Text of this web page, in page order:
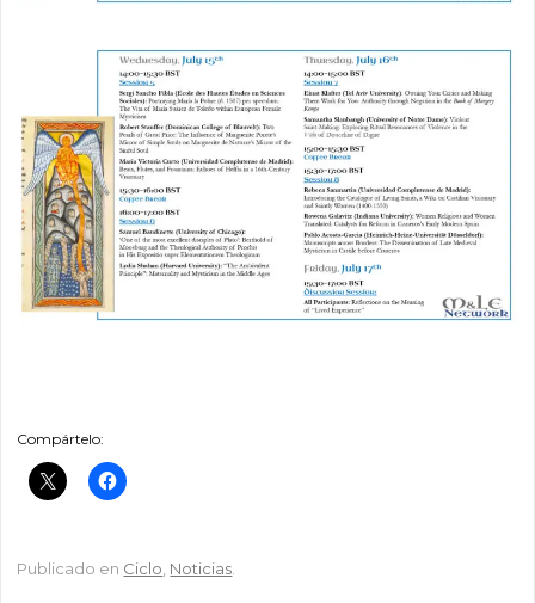
Compártelo:
Publicado en Ciclo Noticias